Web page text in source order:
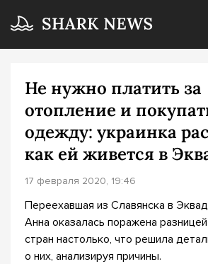
Не нужно платить за
отопление и
одежду: украинка
как ей живется в
17 февраля 2020, 19:46
Переехавшая из Славянска в
Анна оказалась поражена
стран настолько, что решила
о них, анализируя причины.